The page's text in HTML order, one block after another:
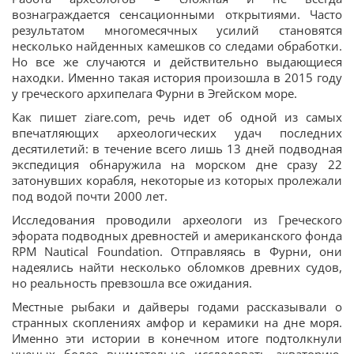
вознаграждается сенсационными открытиями. Часто
результатом многомесячных усилий становятся
несколько найденных камешков со следами обработки.
Но все же случаются и действительно выдающиеся
находки. Именно такая история произошла в 2015 году
у греческого архипелага Фурни в Эгейском море.
Как пишет ziare.com, речь идет об одной из самых
впечатляющих археологических удач последних
десятилетий: в течение всего лишь 13 дней подводная
экспедиция обнаружила на морском дне сразу 22
затонувших корабля, некоторые из которых пролежали
под водой почти 2000 лет.
Исследования проводили археологи из Греческого
эфората подводных древностей и американского фонда
RPM Nautical Foundation. Отправляясь в Фурни, они
надеялись найти несколько обломков древних судов,
но реальность превзошла все ожидания.
Местные рыбаки и дайверы годами рассказывали о
странных скоплениях амфор и керамики на дне моря.
Именно эти истории в конечном итоге подтолкнули